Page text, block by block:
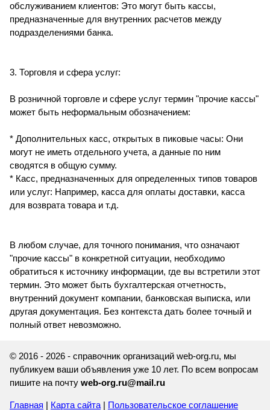
обслуживанием клиентов: Это могут быть кассы,
предназначенные для внутренних расчетов между
подразделениями банка.
3. Торговля и сфера услуг:
В розничной торговле и сфере услуг термин "прочие кассы"
может быть неформальным обозначением:
* Дополнительных касс, открытых в пиковые часы: Они
могут не иметь отдельного учета, а данные по ним
сводятся в общую сумму.
* Касс, предназначенных для определенных типов товаров
или услуг: Например, касса для оплаты доставки, касса
для возврата товара и т.д.
В любом случае, для точного понимания, что означают
"прочие кассы" в конкретной ситуации, необходимо
обратиться к источнику информации, где вы встретили этот
термин. Это может быть бухгалтерская отчетность,
внутренний документ компании, банковская выписка, или
другая документация. Без контекста дать более точный и
полный ответ невозможно.
© 2016 - 2026 - справочник организаций web-org.ru, мы
публикуем ваши объявления уже 10 лет. По всем вопросам
пишите на почту web-org.ru@mail.ru
Главная | Карта сайта| Пользовательское соглашение